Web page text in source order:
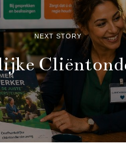
NEXT STORY